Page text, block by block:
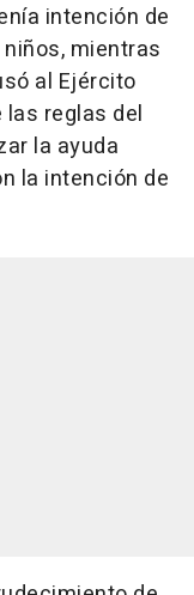
intención de
mientras
al Ejército
reglas del
la ayuda
la intención de